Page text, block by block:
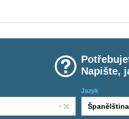
Napište,
Jazyk